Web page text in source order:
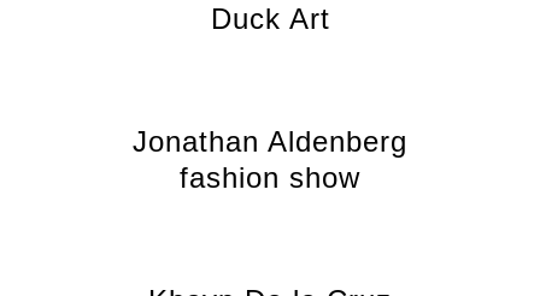
Duck Art
Jonathan Aldenberg
fashion show